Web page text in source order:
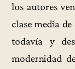
los autores
clase media
todavía y
modernidad